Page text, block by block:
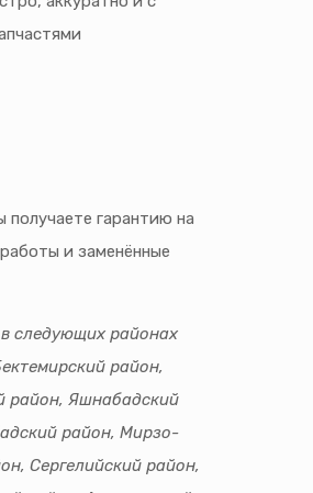
получаете гарантию на
и заменённые
следующих районах
район,
район, Яшнабадский
район, Мирзо-
Сергелийский район,